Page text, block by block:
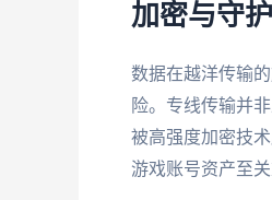
加密与守
数据在越洋传输
险。专线传输并
被高强度加密技
游戏账号资产至